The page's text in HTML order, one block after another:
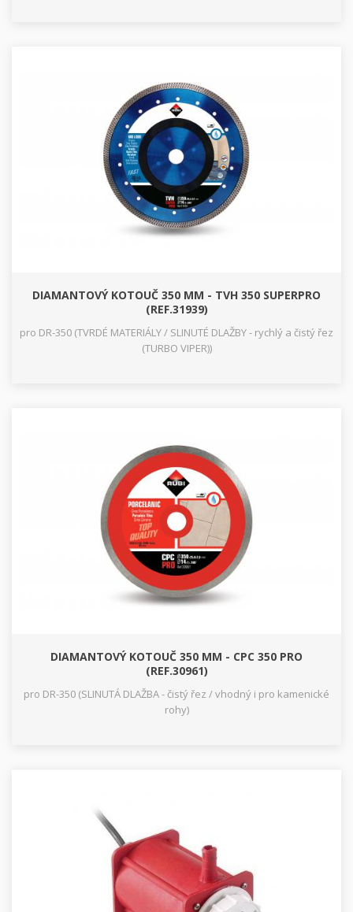
DIAMANTOVÝ KOTOUČ 350 MM - TVH 350 SUPERPRO
(REF.31939)
pro DR-350 (TVRDÉ MATERIÁLY / SLINUTÉ DLAŽBY - rychlý a čistý řez
(TURBO VIPER))
DIAMANTOVÝ KOTOUČ 350 MM - CPC 350 PRO
(REF.30961)
pro DR-350 (SLINUTÁ DLAŽBA - čistý řez / vhodný i pro kamenické
rohy)